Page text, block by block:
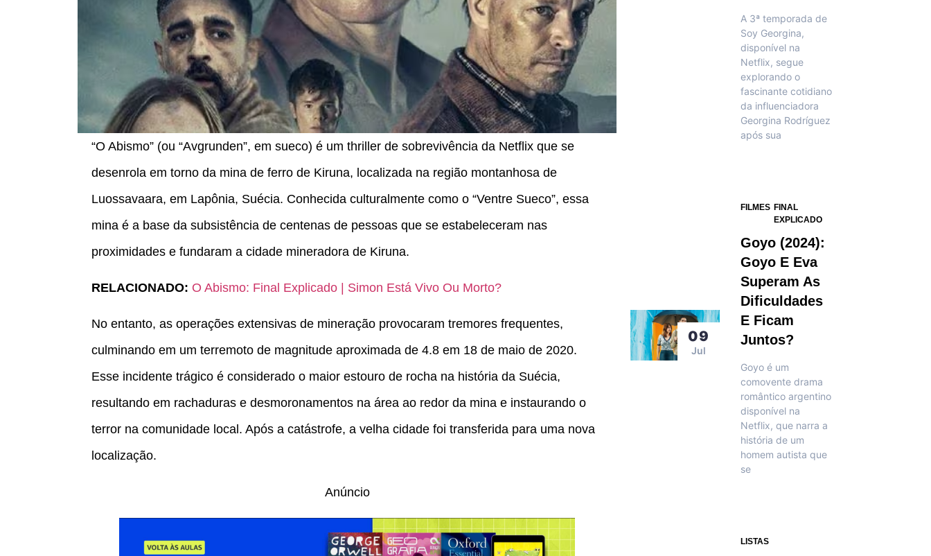
“O Abismo” (ou “Avgrunden”, em sueco) é um thriller de sobrevivência da Netflix que se
desenrola em torno da mina de ferro de Kiruna, localizada na região montanhosa de
Luossavaara, em Lapônia, Suécia. Conhecida culturalmente como o “Ventre Sueco”, essa
mina é a base da subsistência de centenas de pessoas que se estabeleceram nas
proximidades e fundaram a cidade mineradora de Kiruna.
RELACIONADO: O Abismo: Final Explicado | Simon Está Vivo Ou Morto?
No entanto, as operações extensivas de mineração provocaram tremores frequentes,
culminando em um terremoto de magnitude aproximada de 4.8 em 18 de maio de 2020.
Esse incidente trágico é considerado o maior estouro de rocha na história da Suécia,
resultando em rachaduras e desmoronamentos na área ao redor da mina e instaurando o
terror na comunidade local. Após a catástrofe, a velha cidade foi transferida para uma nova
localização.
Anúncio
A 3ª temporada de
Soy Georgina,
disponível na
Netflix, segue
explorando o
fascinante cotidiano
da influenciadora
Georgina Rodríguez
após sua
09
Jul
FILMES FINAL
EXPLICADO
Goyo (2024):
Goyo E Eva
Superam As
Dificuldades
E Ficam
Juntos?
Goyo é um
comovente drama
romântico argentino
disponível na
Netflix, que narra a
história de um
homem autista que
se
LISTAS